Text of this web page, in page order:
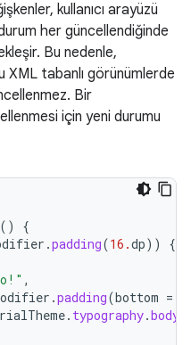
kullanıcı arayüzü
her güncellendiğinde
Bu nedenle,
XML tabanlı görünümlerde
Bir
için yeni durumu
()
{
.padding(16.dp))
{
,
.padding(bottom =
. typography.